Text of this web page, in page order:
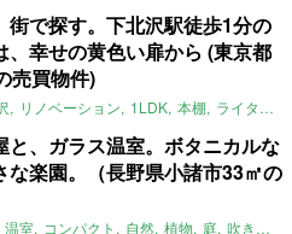
街で探す。下北沢駅徒歩1分の
、幸せの黄色い扉から (東京都
売買物件)
リノベーション 1LDK 本棚 ライター：ほしりょうこ
と、ガラス温室。ボタニカルな
な楽園。（長野県小諸市33㎡の
温室 コンパクト 自然 植物 庭 吹き抜け